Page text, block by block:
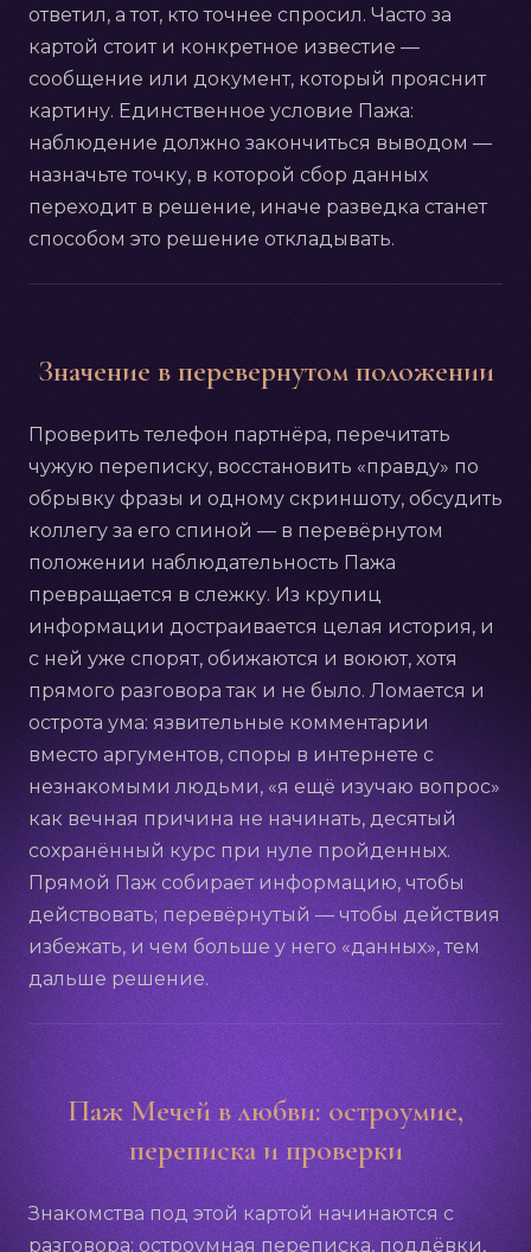
ответил, а тот, кто точнее спросил. Часто за
картой стоит и конкретное известие —
сообщение или документ, который прояснит
картину. Единственное условие Пажа:
наблюдение должно закончиться выводом —
назначьте точку, в которой сбор данных
переходит в решение, иначе разведка станет
способом это решение откладывать.
Значение в перевернутом положении
Проверить телефон партнёра, перечитать
чужую переписку, восстановить «правду» по
обрывку фразы и одному скриншоту, обсудить
коллегу за его спиной — в перевёрнутом
положении наблюдательность Пажа
превращается в слежку. Из крупиц
информации достраивается целая история, и
с ней уже спорят, обижаются и воюют, хотя
прямого разговора так и не было. Ломается и
острота ума: язвительные комментарии
вместо аргументов, споры в интернете с
незнакомыми людьми, «я ещё изучаю вопрос»
как вечная причина не начинать, десятый
сохранённый курс при нуле пройденных.
Прямой Паж собирает информацию, чтобы
действовать; перевёрнутый — чтобы действия
избежать, и чем больше у него «данных», тем
дальше решение.
Паж Мечей в любви: остроумие,
переписка и проверки
Знакомства под этой картой начинаются с
разговора: остроумная переписка, поддёвки,